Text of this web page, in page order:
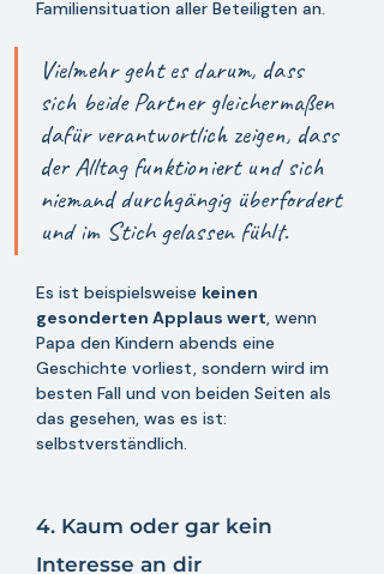
Familiensituation aller Beteiligten an.
Vielmehr geht es darum, dass
sich beide Partner gleichermaßen
dafür verantwortlich zeigen, dass
der Alltag funktioniert und sich
niemand durchgängig überfordert
und im Stich gelassen fühlt.
Es ist beispielsweise keinen
gesonderten Applaus wert, wenn
Papa den Kindern abends eine
Geschichte vorliest, sondern wird im
besten Fall und von beiden Seiten als
das gesehen, was es ist:
selbstverständlich.
4. Kaum oder gar kein
Interesse an dir